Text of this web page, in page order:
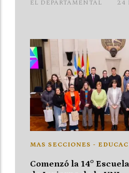
EL DEPARTAMENTAL 24
Comenzó la 14°
MAS SECCIONES -